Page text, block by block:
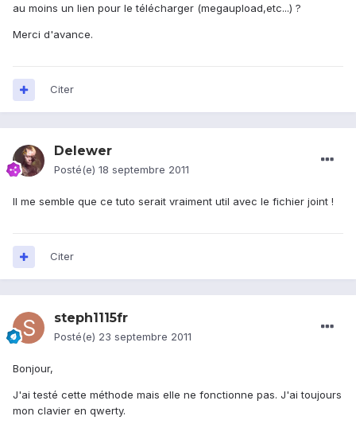
au moins un lien pour le télécharger (megaupload,etc...) ?
Merci d'avance.
Citer
Delewer
Posté(e) 18 septembre 2011
Il me semble que ce tuto serait vraiment util avec le fichier joint !
Citer
steph1115fr
Posté(e) 23 septembre 2011
Bonjour,
J'ai testé cette méthode mais elle ne fonctionne pas. J'ai toujours
mon clavier en qwerty.